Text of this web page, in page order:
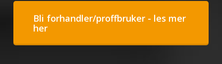
Bli forhandler/proffbruker - les mer
her